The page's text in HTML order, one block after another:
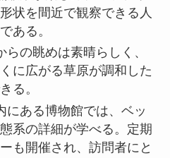
系の詳細が学べる。定期
も開催され、訪問者にと
いる。
では様々な珍しい動植物
には運良く野生動物の姿
る。